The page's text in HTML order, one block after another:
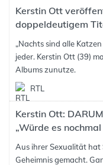
Kerstin Ott
doppeldeutigem
„Nachts sind alle
jeder. Kerstin Ott (39)
Albums zunutze.
RTL
Kerstin Ott:
„Würde es
Aus ihrer Sexualität hat
Geheimnis gemacht.